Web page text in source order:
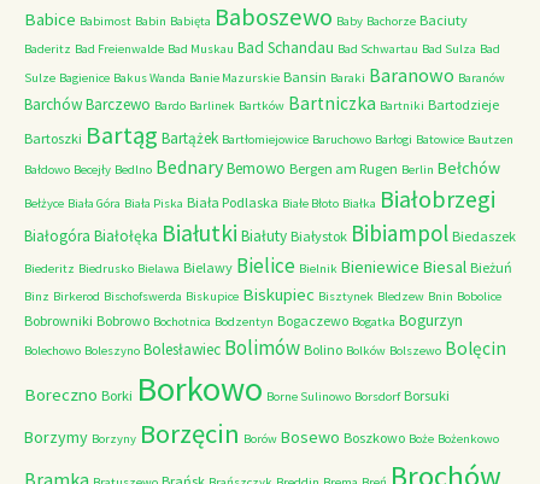
Babice Babimost Babin Babięta Baboszewo Baby Bachorze Baciuty
Baderitz Bad Freienwalde Bad Muskau Bad Schandau Bad Schwartau Bad Sulza Bad
Sulze Bagienice Bakus Wanda Banie Mazurskie Bansin Baraki Baranowo Baranów
BarchówBarczewo Bardo Barlinek Bartków Bartniczka Bartniki Bartodzieje
Bartoszki Bartąg Bartążek Bartłomiejowice Baruchowo Barłogi Batowice Bautzen
Bałdowo Becejły Bedlno BednaryBemowo Bergen am Rugen Berlin Bełchów
Bełżyce Biała Góra Biała Piska Biała Podlaska Białe Błoto Białka Białobrzegi
Białogóra Białołęka Białutki Białuty Białystok Bibiampol Biedaszek
Biederitz Biedrusko Bielawa Bielawy Bielice Bielnik Bieniewice Biesal Bieżuń
Binz Birkerod Bischofswerda Biskupice Biskupiec Bisztynek Bledzew Bnin Bobolice
Bobrowniki Bobrowo Bochotnica Bodzentyn Bogaczewo Bogatka Bogurzyn
Bolechowo Boleszyno Bolesławiec Bolimów Bolino Bolków Bolszewo Bolęcin
Boreczno Borki Borkowo Borne Sulinowo Borsdorf Borsuki
Borzymy Borzyny Borzęcin Borów Bosewo Boszkowo Boże Bożenkowo
Bramka Brochów